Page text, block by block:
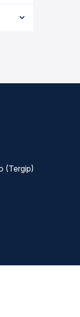
(Tergip)